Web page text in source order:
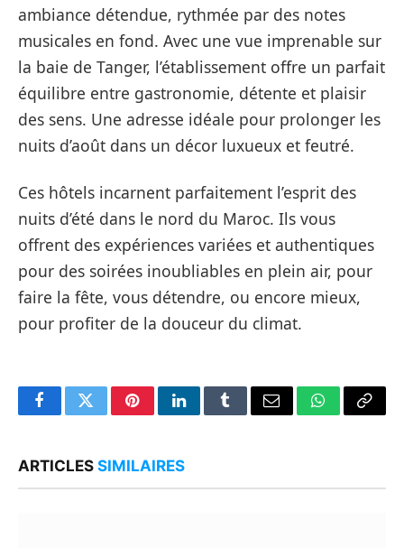
ambiance détendue, rythmée par des notes
musicales en fond. Avec une vue imprenable sur
la baie de Tanger, l’établissement offre un parfait
équilibre entre gastronomie, détente et plaisir
des sens. Une adresse idéale pour prolonger les
nuits d’août dans un décor luxueux et feutré.
Ces hôtels incarnent parfaitement l’esprit des
nuits d’été dans le nord du Maroc. Ils vous
offrent des expériences variées et authentiques
pour des soirées inoubliables en plein air, pour
faire la fête, vous détendre, ou encore mieux,
pour profiter de la douceur du climat.
FacebookTwitterPinterestLinkedInTumblrEmail WhatsApp
Copy
ARTICLES SIMILAIRES